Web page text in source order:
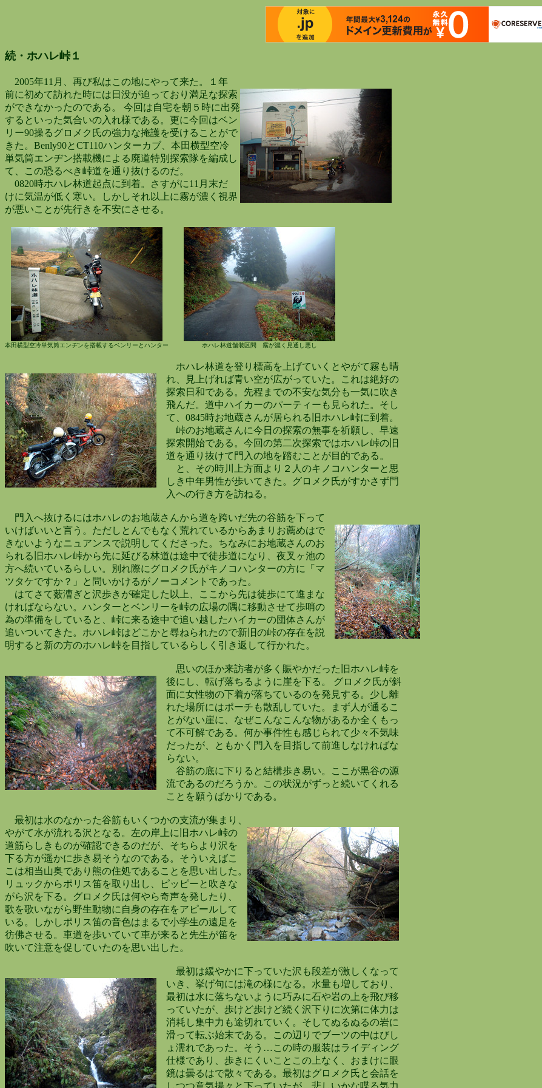
続・ホハレ峠１
2005年11月、再び私はこの地にやって来た。１年
前に初めて訪れた時には日没が迫っており満足な探索
ができなかったのである。 今回は自宅を朝５時に出発
するといった気合いの入れ様である。更に今回はベン
リー90操るグロメク氏の強力な掩護を受けることがで
きた。Benly90とCT110ハンターカブ、本田横型空冷
単気筒エンヂン搭載機による廃道特別探索隊を編成し
て、この恐るべき峠道を通り抜けるのだ。
0820時ホハレ林道起点に到着。さすがに11月末だ
けに気温が低く寒い。しかしそれ以上に霧が濃く視界
が悪いことが先行きを不安にさせる。
本田横型空冷単気筒エンヂンを搭載するベンリーとハンター ホハレ林道舗装区間 霧が濃く見通し悪し
ホハレ林道を登り標高を上げていくとやがて霧も晴
れ、見上げれば青い空が広がっていた。これは絶好の
探索日和である。先程までの不安な気分も一気に吹き
飛んだ。道中ハイカーのパーティーも見られた。そし
て、0845時お地蔵さんが居られる旧ホハレ峠に到着。
峠のお地蔵さんに今日の探索の無事を祈願し、早速
探索開始である。今回の第二次探索ではホハレ峠の旧
道を通り抜けて門入の地を踏むことが目的である。
と、その時川上方面より２人のキノコハンターと思
しき中年男性が歩いてきた。グロメク氏がすかさず門
入への行き方を訪ねる。
門入へ抜けるにはホハレのお地蔵さんから道を跨いだ先の谷筋を下って
いけばいいと言う。ただしとんでもなく荒れているからあまりお薦めはで
きないようなニュアンスで説明してくださった。ちなみにお地蔵さんのお
られる旧ホハレ峠から先に延びる林道は途中で徒歩道になり、夜叉ヶ池の
方へ続いているらしい。別れ際にグロメク氏がキノコハンターの方に「マ
ツタケですか？」と問いかけるがノーコメントであった。
はてさて薮漕ぎと沢歩きが確定した以上、ここから先は徒歩にて進まな
ければならない。ハンターとベンリーを峠の広場の隅に移動させて歩哨の
為の準備をしていると、峠に来る途中で追い越したハイカーの団体さんが
追いついてきた。ホハレ峠はどこかと尋ねられたので新旧の峠の存在を説
明すると新の方のホハレ峠を目指しているらしく引き返して行かれた。
思いのほか来訪者が多く賑やかだった旧ホハレ峠を
後にし、転げ落ちるように崖を下る。 グロメク氏が斜
面に女性物の下着が落ちているのを発見する。少し離
れた場所にはポーチも散乱していた。まず人が通るこ
とがない崖に、なぜこんなこんな物があるか全くもっ
て不可解である。何か事件性も感じられて少々不気味
だったが、ともかく門入を目指して前進しなければな
らない。
谷筋の底に下りると結構歩き易い。ここが黒谷の源
流であるのだろうか。この状況がずっと続いてくれる
ことを願うばかりである。
最初は水のなかった谷筋もいくつかの支流が集まり、
やがて水が流れる沢となる。左の岸上に旧ホハレ峠の
道筋らしきものが確認できるのだが、そちらより沢を
下る方が遥かに歩き易そうなのである。そういえばこ
こは相当山奥であり熊の住処であることを思い出した。
リュックからポリス笛を取り出し、ピッピーと吹きな
がら沢を下る。グロメク氏は何やら奇声を発したり、
歌を歌いながら野生動物に自身の存在をアピールして
いる。しかしポリス笛の音色はまるで小学生の遠足を
彷佛させる。車道を歩いていて車が来ると先生が笛を
吹いて注意を促していたのを思い出した。
最初は緩やかに下っていた沢も段差が激しくなって
いき、挙げ句には滝の様になる。水量も増しており、
最初は水に落ちないように巧みに石や岩の上を飛び移
っていたが、歩けど歩けど続く沢下りに次第に体力は
消耗し集中力も途切れていく。そしてぬるぬるの岩に
滑って転ぶ始末である。この辺りでブーツの中はびし
ょ濡れであった。そう…この時の服装はライディング
仕様であり、歩きにくいことこの上なく、おまけに眼
鏡は曇るはで散々である。最初はグロメク氏と会話を
しつつ意気揚々と下っていたが、悲しいかな喋る気力